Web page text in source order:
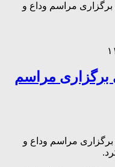
برگزاری مراسم وداع و
برگزاری مراسم
مراسم وداع و